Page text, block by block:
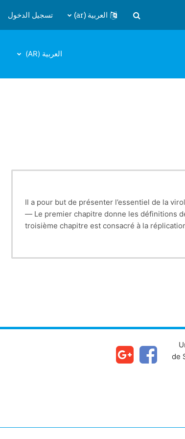
تبديل إدخال البحث
العربية ‎(ar)‎ تسجيل الدخول
العربية ‎(AR)‎
Il a pour but de présenter l’essentiel de la
— Le premier chapitre donne les définitions
troisième chapitre est consacré à la
de